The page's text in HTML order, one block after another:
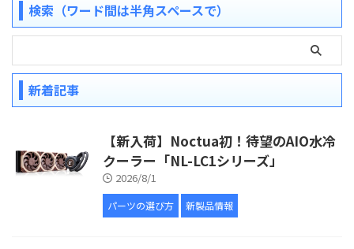
検索（ワード間は半角スペースで）
新着記事
【新入荷】Noctua初！待望のAIO水冷
クーラー「NL-LC1シリーズ」
2026/8/1
パーツの選び方 新製品情報